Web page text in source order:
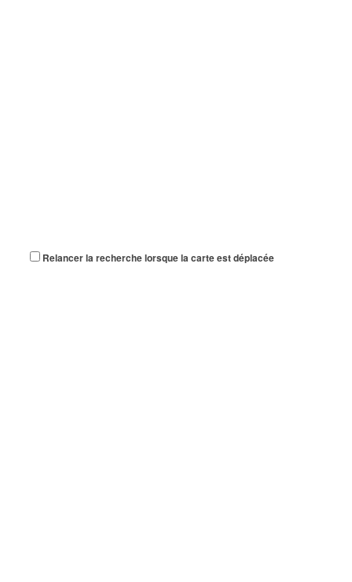
Relancer la recherche lorsque la carte est déplacée